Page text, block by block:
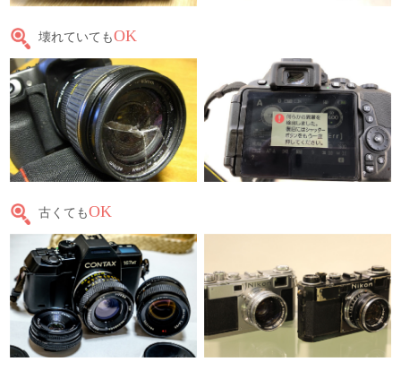
壊れていてもOK
古くてもOK